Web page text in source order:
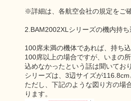
※詳細は、各航空会社の規定をご
2.BAM2002XLシリーズの機内持
100席未満の機体であれば、持ち
100席以上の場合ですが、いまの
込めなかったという話は聞いてお
シリーズは、3辺サイズが116.8cm
ただし、下記のような図り方の場
ります。